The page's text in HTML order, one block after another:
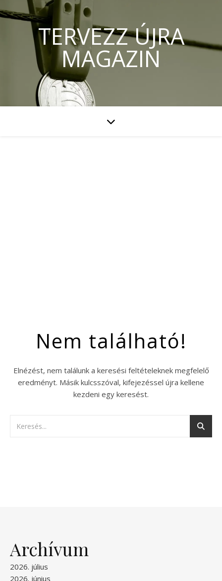
TERVEZZ ÚJRA
MAGAZIN
Nem található!
Elnézést, nem találunk a keresési feltételeknek megfelelő
eredményt. Másik kulcsszóval, kifejezéssel újra kellene
kezdeni egy keresést.
Archívum
2026. július
2026. június